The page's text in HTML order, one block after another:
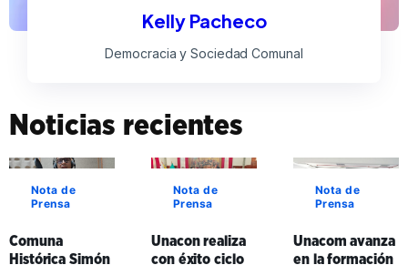
Kelly Pacheco
Democracia y Sociedad Comunal
Noticias recientes
Nota de
Prensa
Comuna
Histórica Simón
Nota de
Prensa
Unacon realiza
con éxito ciclo
Nota de
Prensa
Unacom avanza
en la formación